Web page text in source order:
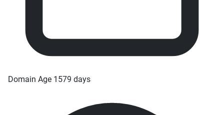
Domain Age 1579 days